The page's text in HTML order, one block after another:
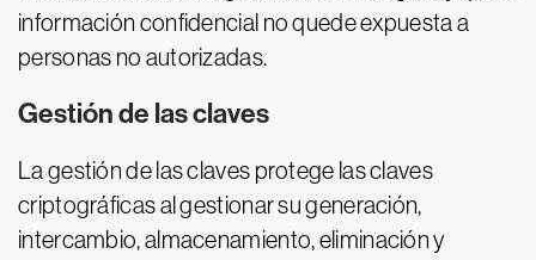
información confidencial no quede expuesta a
personas no autorizadas.
Gestión de las claves
La gestión de las claves protege las claves
criptográficas al gestionar su generación,
intercambio, almacenamiento, eliminación y